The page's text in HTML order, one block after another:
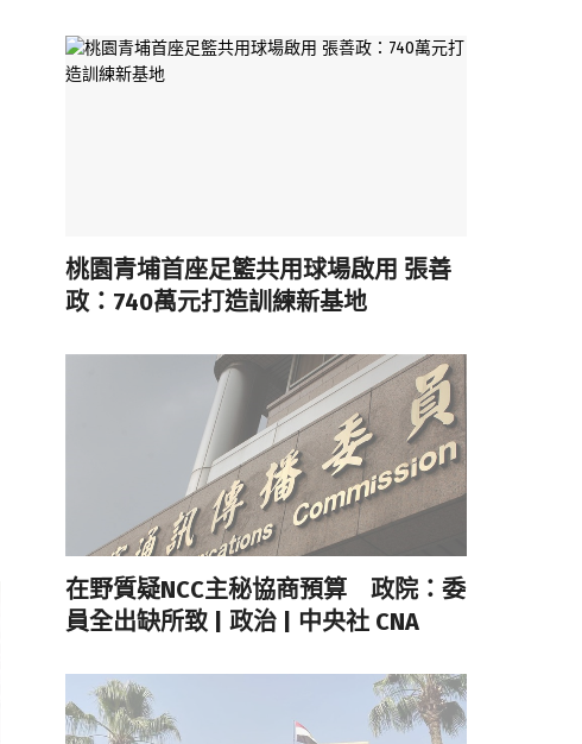
桃園青埔首座足籃共用球場啟用 張善
政：740萬元打造訓練新基地
在野質疑NCC主秘協商預算 政院：委
員全出缺所致 | 政治 | 中央社 CNA